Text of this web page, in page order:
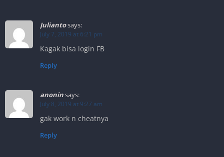
Juliantosays:
July 7, 2019 at 6:21 pm
Kagak bisa login FB
Reply
anoninsays:
July 8, 2019 at 9:27 am
gak work n cheatnya
Reply